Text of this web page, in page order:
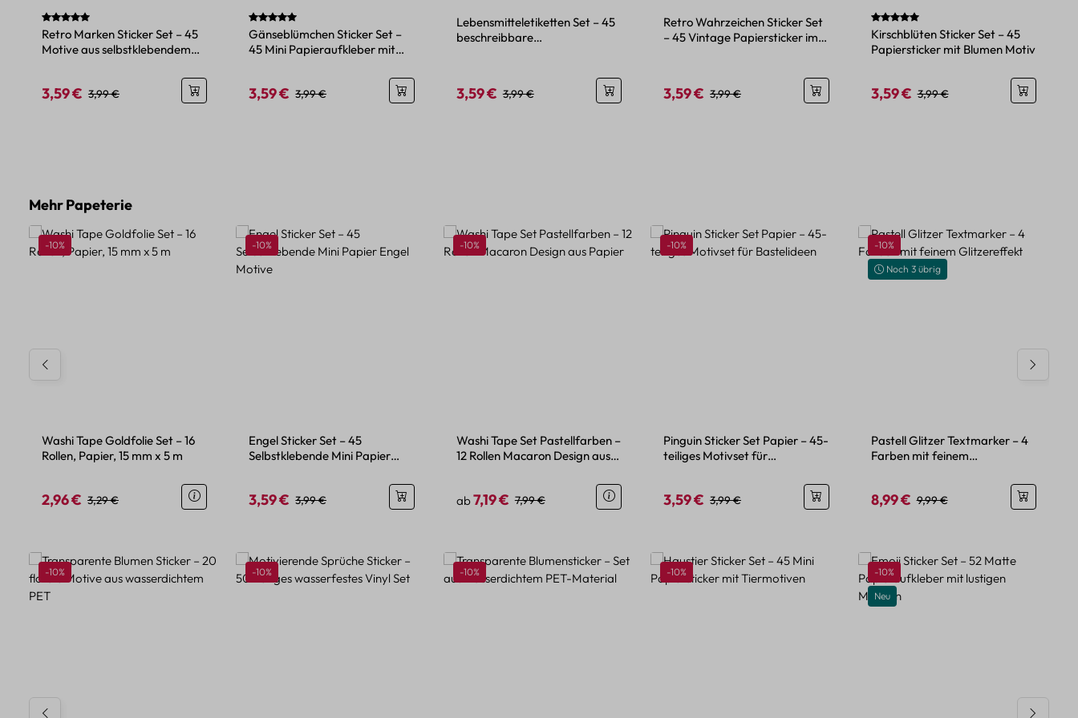
Durchschnittliche Bewertung von 5 von 5 Sternen
Retro Marken Sticker Set – 45
Motive aus selbstklebendem
Verkaufspreis:
3,59 € Regulärer Preis:
3,99 €
Durchschnittliche Bewertung von 5 von 5 Sternen
Gänseblümchen Sticker Set –
45 Mini Papieraufkleber mit
Verkaufspreis:
3,59 € Regulärer Preis:
3,99 €
Lebensmitteletiketten Set – 45
beschreibbare
Verkaufspreis:
3,59 € Regulärer Preis:
3,99 €
Retro Wahrzeichen Sticker Set
– 45 Vintage Papiersticker im
Verkaufspreis:
3,59 € Regulärer Preis:
3,99 €
Durchschnittliche Bewertung von 5 von
Kirschblüten Sticker Set – 45
Papiersticker mit Blumen Motiv
Verkaufspreis:
3,59 € Regulärer Preis:
3,99 €
Produktgalerie überspringen
Mehr Papeterie
Rabatt
-10%
Washi Tape Goldfolie Set – 16
Rollen, Papier, 15 mm x 5 m
Verkaufspreis:
2,96 € Regulärer Preis:
3,29 €
Rabatt
-10%
Engel Sticker Set – 45
Selbstklebende Mini Papier
Verkaufspreis:
3,59 € Regulärer Preis:
3,99 €
Rabatt
-10%
Washi Tape Set Pastellfarben –
12 Rollen Macaron Design aus
Verkaufspreis:
ab7,19 € Regulärer Preis:
7,99 €
Rabatt
-10%
Pinguin Sticker Set Papier – 45-
teiliges Motivset für
Verkaufspreis:
3,59 € Regulärer Preis:
3,99 €
Rabatt
-10%
Noch 3 übrig
Pastell Glitzer Textmarker – 4
Farben mit feinem
Verkaufspreis:
8,99 € Regulärer Preis:
9,99 €
Produktgalerie überspringen
Rabatt
-10% Rabatt
-10% Rabatt
-10% Rabatt
-10% Rabatt
-10%
Neu